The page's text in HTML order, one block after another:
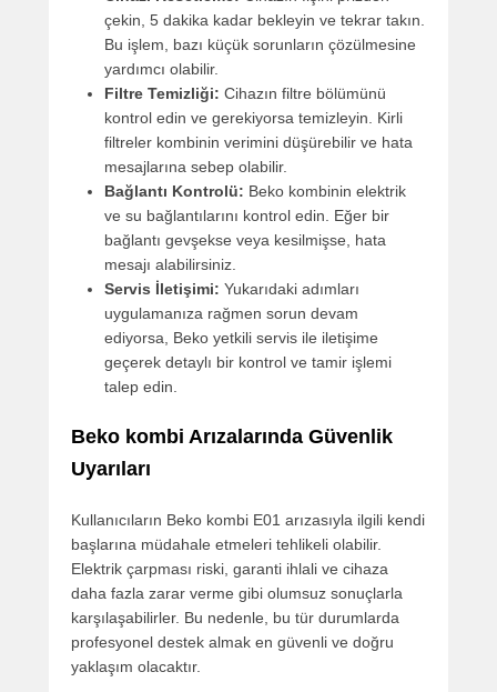
çekin, 5 dakika kadar bekleyin ve tekrar takın.
Bu işlem, bazı küçük sorunların çözülmesine
yardımcı olabilir.
Filtre Temizliği: Cihazın filtre bölümünü
kontrol edin ve gerekiyorsa temizleyin. Kirli
filtreler kombinin verimini düşürebilir ve hata
mesajlarına sebep olabilir.
Bağlantı Kontrolü: Beko kombinin elektrik
ve su bağlantılarını kontrol edin. Eğer bir
bağlantı gevşekse veya kesilmişse, hata
mesajı alabilirsiniz.
Servis İletişimi: Yukarıdaki adımları
uygulamanıza rağmen sorun devam
ediyorsa, Beko yetkili servis ile iletişime
geçerek detaylı bir kontrol ve tamir işlemi
talep edin.
Beko kombi Arızalarında Güvenlik
Uyarıları
Kullanıcıların Beko kombi E01 arızasıyla ilgili kendi
başlarına müdahale etmeleri tehlikeli olabilir.
Elektrik çarpması riski, garanti ihlali ve cihaza
daha fazla zarar verme gibi olumsuz sonuçlarla
karşılaşabilirler. Bu nedenle, bu tür durumlarda
profesyonel destek almak en güvenli ve doğru
yaklaşım olacaktır.